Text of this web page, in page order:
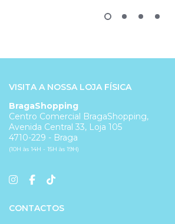
VISITA A NOSSA LOJA FÍSICA
BragaShopping
Centro Comercial BragaShopping,
Avenida Central 33, Loja 105
4710-229 - Braga
(10H às 14H - 15H às 19H)
CONTACTOS